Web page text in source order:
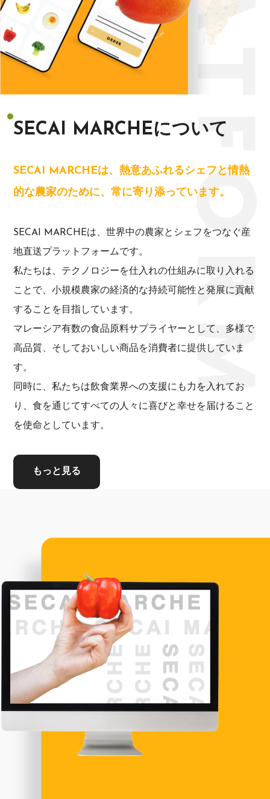
SECAI MARCHEについて
SECAI MARCHEは、熱意あふれるシェフと情熱
的な農家のために、常に寄り添っています。
SECAI MARCHEは、世界中の農家とシェフをつなぐ産
地直送プラットフォームです。
私たちは、テクノロジーを仕入れの仕組みに取り入れる
ことで、小規模農家の経済的な持続可能性と発展に貢献
することを目指しています。
マレーシア有数の食品原料サプライヤーとして、多様で
高品質、そしておいしい商品を消費者に提供していま
す。
同時に、私たちは飲食業界への支援にも力を入れてお
り、食を通じてすべての人々に喜びと幸せを届けること
を使命としています。
もっと見る